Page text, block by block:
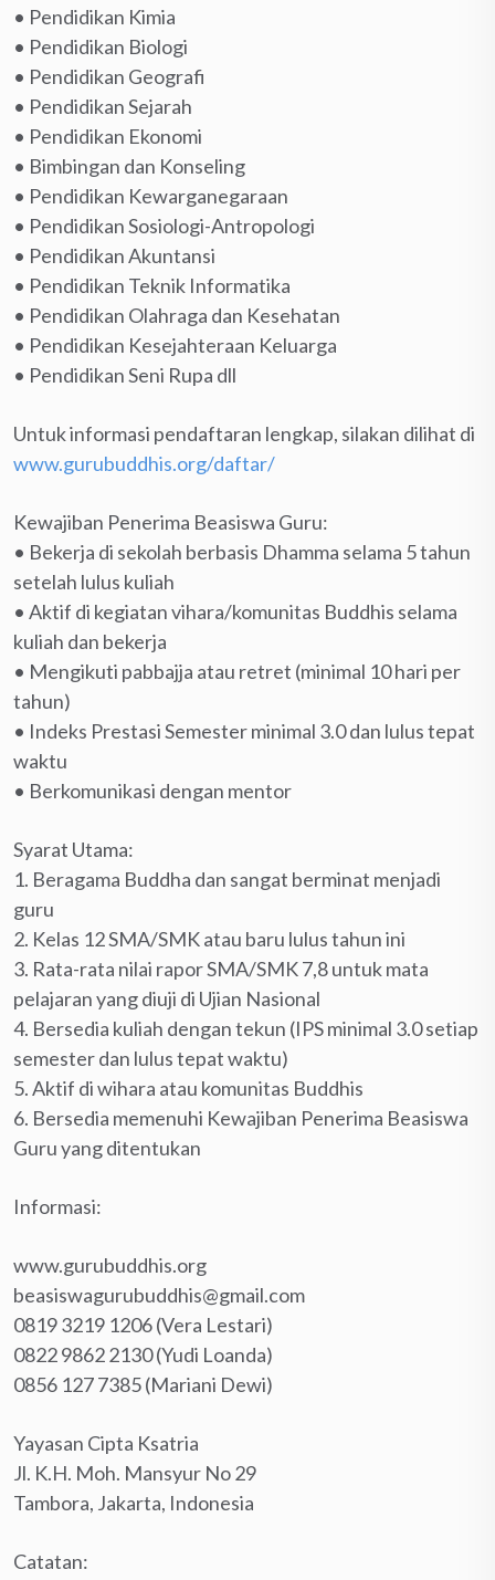
• Pendidikan Kimia
• Pendidikan Biologi
• Pendidikan Geografi
• Pendidikan Sejarah
• Pendidikan Ekonomi
• Bimbingan dan Konseling
• Pendidikan Kewarganegaraan
• Pendidikan Sosiologi-Antropologi
• Pendidikan Akuntansi
• Pendidikan Teknik Informatika
• Pendidikan Olahraga dan Kesehatan
• Pendidikan Kesejahteraan Keluarga
• Pendidikan Seni Rupa dll
Untuk informasi pendaftaran lengkap, silakan dilihat di
www.gurubuddhis.org/daftar/
Kewajiban Penerima Beasiswa Guru:
• Bekerja di sekolah berbasis Dhamma selama 5 tahun
setelah lulus kuliah
• Aktif di kegiatan vihara/komunitas Buddhis selama
kuliah dan bekerja
• Mengikuti pabbajja atau retret (minimal 10 hari per
tahun)
• Indeks Prestasi Semester minimal 3.0 dan lulus tepat
waktu
• Berkomunikasi dengan mentor
Syarat Utama:
1. Beragama Buddha dan sangat berminat menjadi
guru
2. Kelas 12 SMA/SMK atau baru lulus tahun ini
3. Rata-rata nilai rapor SMA/SMK 7,8 untuk mata
pelajaran yang diuji di Ujian Nasional
4. Bersedia kuliah dengan tekun (IPS minimal 3.0 setiap
semester dan lulus tepat waktu)
5. Aktif di wihara atau komunitas Buddhis
6. Bersedia memenuhi Kewajiban Penerima Beasiswa
Guru yang ditentukan
Informasi:
www.gurubuddhis.org
beasiswagurubuddhis@gmail.com
0819 3219 1206 (Vera Lestari)
0822 9862 2130 (Yudi Loanda)
0856 127 7385 (Mariani Dewi)
Yayasan Cipta Ksatria
Jl. K.H. Moh. Mansyur No 29
Tambora, Jakarta, Indonesia
Catatan: